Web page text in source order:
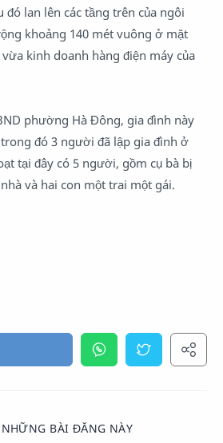
đó lan lên các tầng trên của ngôi
khoảng 140 mét vuông ở mặt
kinh doanh hàng điện máy của
phường Hà Đông, gia đình này
đó 3 người đã lập gia đình ở
tại đây có 5 người, gồm cụ bà bị
và hai con một trai một gái.
BÀI ĐĂNG NÀY